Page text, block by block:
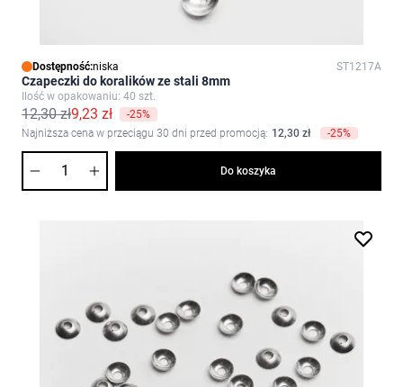
Dostępność:niska ST1217A
Czapeczki do koralików ze stali 8mm
Ilość w opakowaniu: 40 szt.
12,30 zł9,23 zł
-25%
Najniższa cena w przeciągu 30 dni przed promocją: 12,30 zł -25%
Do koszyka